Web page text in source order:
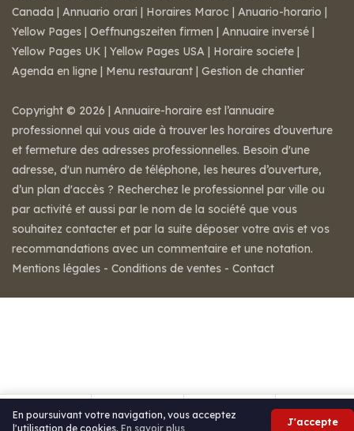
Itinéraire Avis
En poursuivant votre navigation, vous acceptez
l'utilisation de cookies. En savoir plus
J'accepte
Canada | Annuario orari | Horaires Maroc | Anuario-horario |
Yellow Pages | Oeffnungszeiten firmen | Annuaire inversé |
Yellow Pages UK | Yellow Pages USA | Horaire societe |
Agenda en ligne | Menu restaurant | Gestion de chantier
Copyright © 2026 | Annuaire-horaire est l’annuaire
professionnel qui vous aide à trouver les horaires d’ouverture
et fermeture des adresses professionnelles. Besoin d'une
adresse, d'un numéro de téléphone, les heures d’ouverture,
d’un plan d'accès ? Recherchez le professionnel par ville ou
par activité et aussi par le nom de la société que vous
souhaitez contacter et par la suite déposer votre avis et vos
recommandations avec un commentaire et une notation.
Mentions légales - Conditions de ventes - Contact